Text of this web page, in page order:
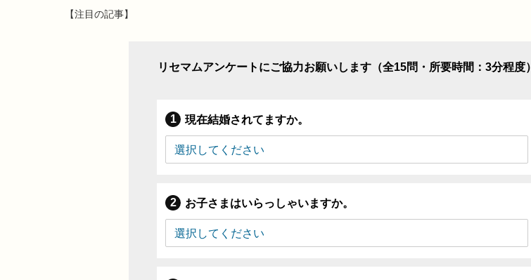
【注目の記事】
リセマムアンケートにご協力お願いします（全15問・所要時間：3分程度）
現在結婚されてますか。
お子さまはいらっしゃいますか。